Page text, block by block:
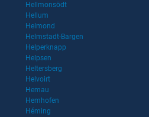
Hellmonsödt
Hellum
Helmond
Helmstadt-Bargen
Helperknapp
Helpsen
Heltersberg
Helvoirt
Hemau
Hemhofen
Héming